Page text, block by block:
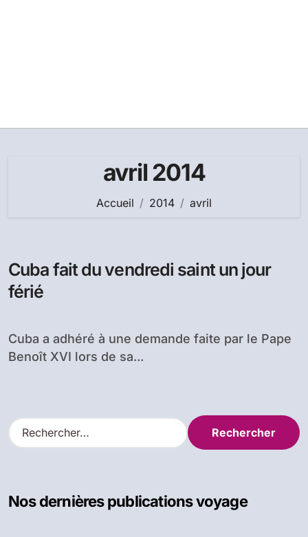
avril 2014
Accueil 2014 avril
Cuba fait du vendredi saint un jour
férié
Cuba a adhéré à une demande faite par le Pape
Benoît XVI lors de sa...
R
e
rNos dernières publications voyage